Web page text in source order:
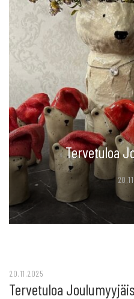
Tervetuloa
20.11.2025
Tervetuloa